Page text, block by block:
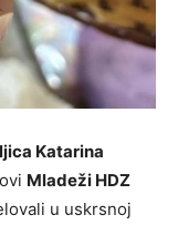
Katarina
Mladeži HDZ
u uskrsnoj